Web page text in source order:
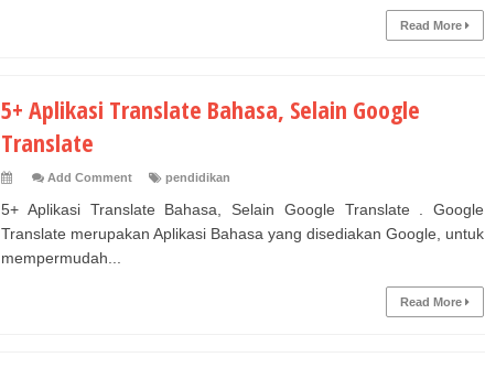
Read More
5+ Aplikasi Translate Bahasa, Selain Google
Translate
Add Comment pendidikan
5+ Aplikasi Translate Bahasa, Selain Google Translate . Google
Translate merupakan Aplikasi Bahasa yang disediakan Google, untuk
mempermudah...
Read More